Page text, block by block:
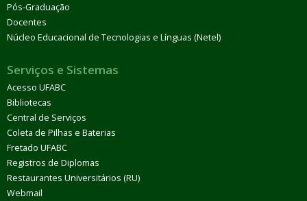
Pós-Graduação
Docentes
Núcleo Educacional de Tecnologias e Línguas (Netel)
Serviços e Sistemas
Acesso UFABC
Bibliotecas
Central de Serviços
Coleta de Pilhas e Baterias
Fretado UFABC
Registros de Diplomas
Restaurantes Universitários (RU)
Webmail